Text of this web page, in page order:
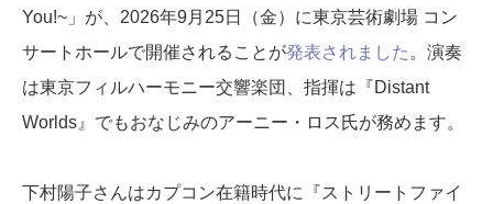
You!~」が、2026年9月25日（金）に東京芸術劇場 コン
サートホールで開催されることが発表されました 。演奏
は東京フィルハーモニー交響楽団、指揮は『Distant
Worlds』でもおなじみのアーニー・ロス氏が務めます。
下村陽子さんはカプコン在籍時代に『ストリートファイ